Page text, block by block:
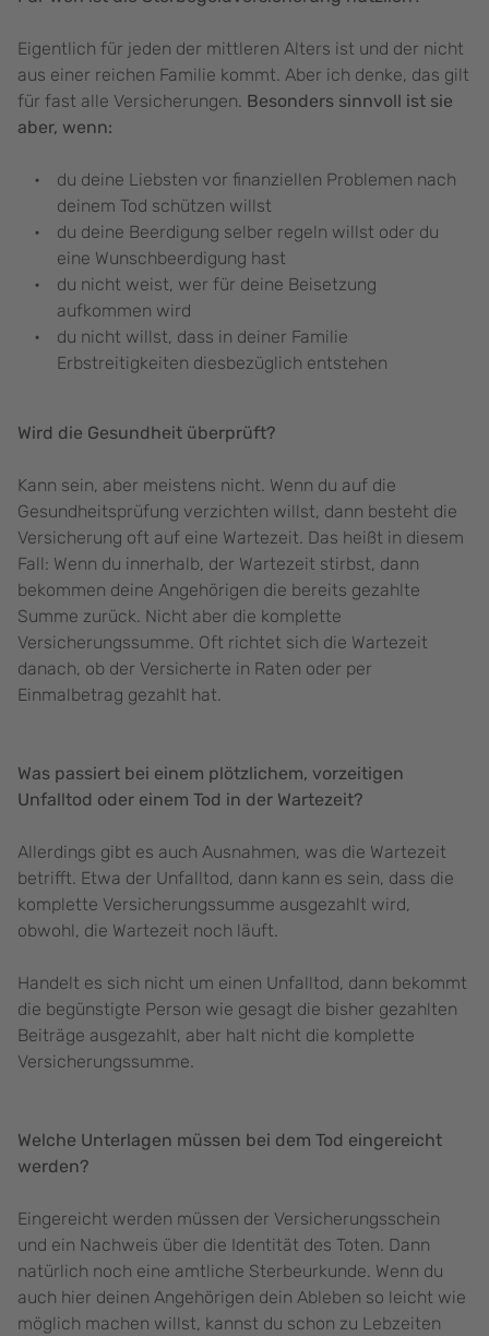
Eigentlich für jeden der mittleren Alters ist und der nicht
aus einer reichen Familie kommt. Aber ich denke, das gilt
für fast alle Versicherungen. Besonders sinnvoll ist sie
aber, wenn:
du deine Liebsten vor finanziellen Problemen nach
deinem Tod schützen willst
du deine Beerdigung selber regeln willst oder du
eine Wunschbeerdigung hast
du nicht weist, wer für deine Beisetzung
aufkommen wird
du nicht willst, dass in deiner Familie
Erbstreitigkeiten diesbezüglich entstehen
Wird die Gesundheit überprüft?
Kann sein, aber meistens nicht. Wenn du auf die
Gesundheitsprüfung verzichten willst, dann besteht die
Versicherung oft auf eine Wartezeit. Das heißt in diesem
Fall: Wenn du innerhalb, der Wartezeit stirbst, dann
bekommen deine Angehörigen die bereits gezahlte
Summe zurück. Nicht aber die komplette
Versicherungssumme. Oft richtet sich die Wartezeit
danach, ob der Versicherte in Raten oder per
Einmalbetrag gezahlt hat.
Was passiert bei einem plötzlichem, vorzeitigen
Unfalltod oder einem Tod in der Wartezeit?
Allerdings gibt es auch Ausnahmen, was die Wartezeit
betrifft. Etwa der Unfalltod, dann kann es sein, dass die
komplette Versicherungssumme ausgezahlt wird,
obwohl, die Wartezeit noch läuft.
Handelt es sich nicht um einen Unfalltod, dann bekommt
die begünstigte Person wie gesagt die bisher gezahlten
Beiträge ausgezahlt, aber halt nicht die komplette
Versicherungssumme.
Welche Unterlagen müssen bei dem Tod eingereicht
werden?
Eingereicht werden müssen der Versicherungsschein
und ein Nachweis über die Identität des Toten. Dann
natürlich noch eine amtliche Sterbeurkunde. Wenn du
auch hier deinen Angehörigen dein Ableben so leicht wie
möglich machen willst, kannst du schon zu Lebzeiten